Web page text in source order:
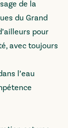
de la
du Grand
pour
avec toujours
l’eau